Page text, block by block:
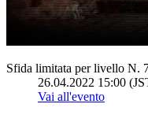
Sfida limitata per livello N.
26.04.2022 15:00
Vai all'evento